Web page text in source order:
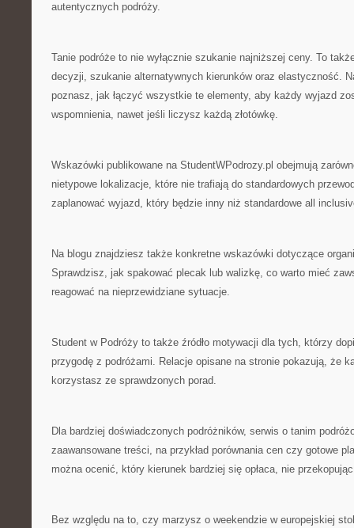
autentycznych podróży.
Tanie podróże to nie wyłącznie szukanie najniższej ceny. To
decyzji, szukanie alternatywnych kierunków oraz elastyczność.
poznasz, jak łączyć wszystkie te elementy, aby każdy wyjazd
wspomnienia, nawet jeśli liczysz każdą złotówkę.
Wskazówki publikowane na StudentWPodrozy.pl obejmują
nietypowe lokalizacje, które nie trafiają do standardowych
zaplanować wyjazd, który będzie inny niż standardowe all
Na blogu znajdziesz także konkretne wskazówki dotyczące
Sprawdzisz, jak spakować plecak lub walizkę, co warto mieć
reagować na nieprzewidziane sytuacje.
Student w Podróży to także źródło motywacji dla tych, którzy
przygodę z podróżami. Relacje opisane na stronie pokazują, że
korzystasz ze sprawdzonych porad.
Dla bardziej doświadczonych podróżników, serwis o tanim
zaawansowane treści, na przykład porównania cen czy gotowe
można ocenić, który kierunek bardziej się opłaca, nie
Bez względu na to, czy marzysz o weekendzie w europejskiej